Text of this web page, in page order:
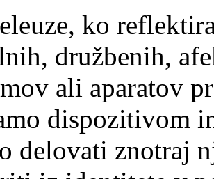
ko
družbenih,
ali aparatov
dispozitivom
delovati znotraj